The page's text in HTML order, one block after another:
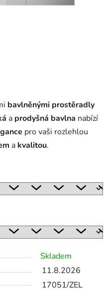
bavlněnými prostěradly
a prodyšná bavlna nabízí
pro vaši rozlehlou
a kvalitou.
Skladem
11.8.2026
17051/ZEL